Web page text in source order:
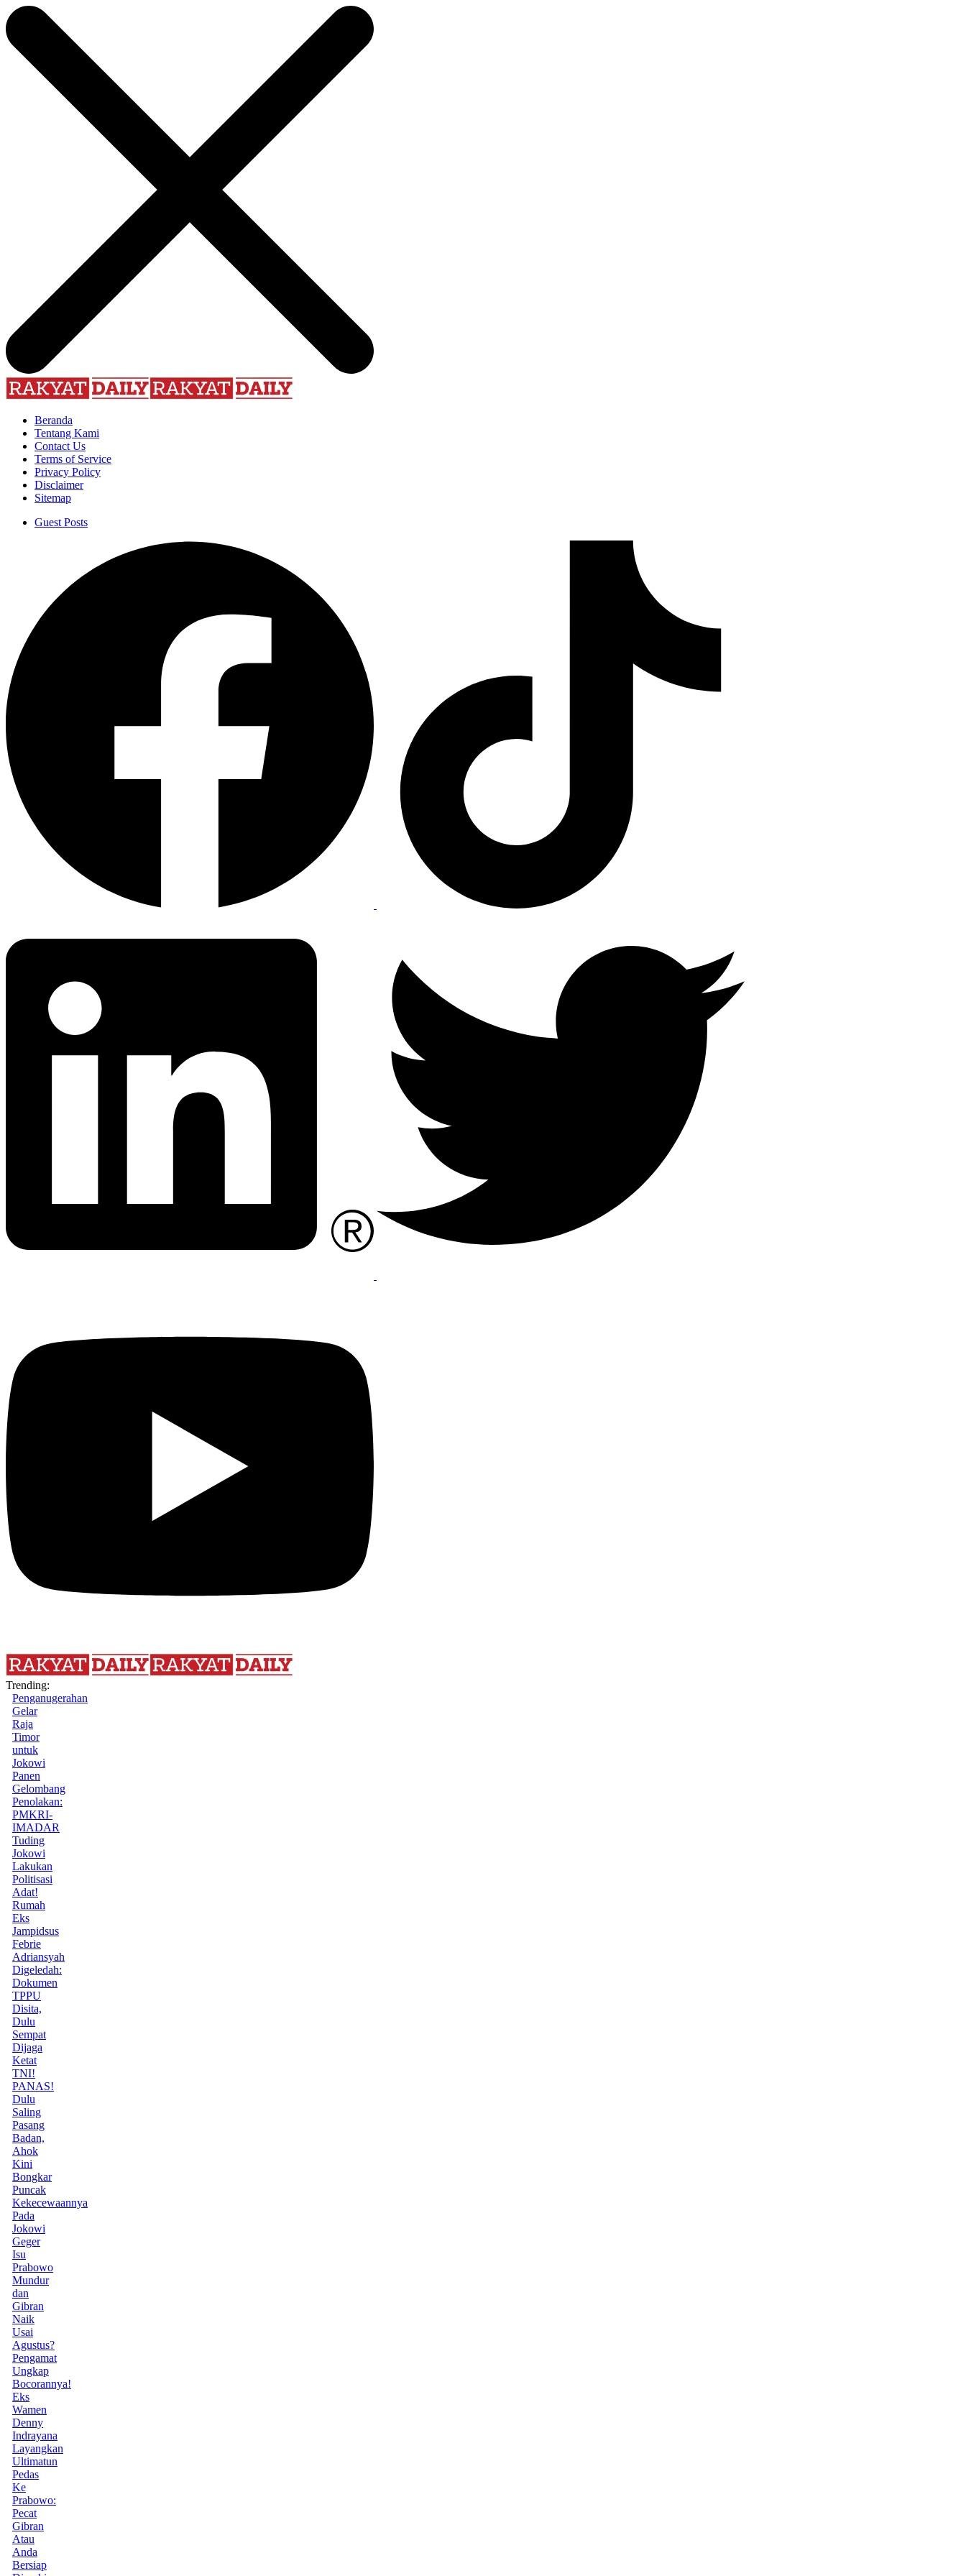
Beranda
Tentang Kami
Contact Us
Terms of Service
Privacy Policy
Disclaimer
Sitemap
Guest Posts
Trending:
Penganugerahan
Gelar
Raja
Timor
untuk
Jokowi
Panen
Gelombang
Penolakan:
PMKRI-
IMADAR
Tuding
Jokowi
Lakukan
Politisasi
Adat!
Rumah
Eks
Jampidsus
Febrie
Adriansyah
Digeledah:
Dokumen
TPPU
Disita,
Dulu
Sempat
Dijaga
Ketat
TNI!
PANAS!
Dulu
Saling
Pasang
Badan,
Ahok
Kini
Bongkar
Puncak
Kekecewaannya
Pada
Jokowi
Geger
Isu
Prabowo
Mundur
dan
Gibran
Naik
Usai
Agustus?
Pengamat
Ungkap
Bocorannya!
Eks
Wamen
Denny
Indrayana
Layangkan
Ultimatun
Pedas
Ke
Prabowo:
Pecat
Gibran
Atau
Anda
Bersiap